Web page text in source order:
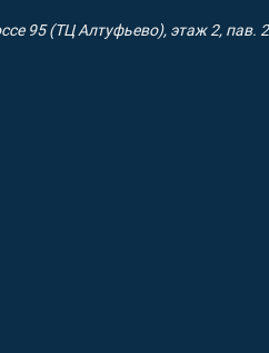
95 (ТЦ Алтуфьево), этаж 2, пав. 2